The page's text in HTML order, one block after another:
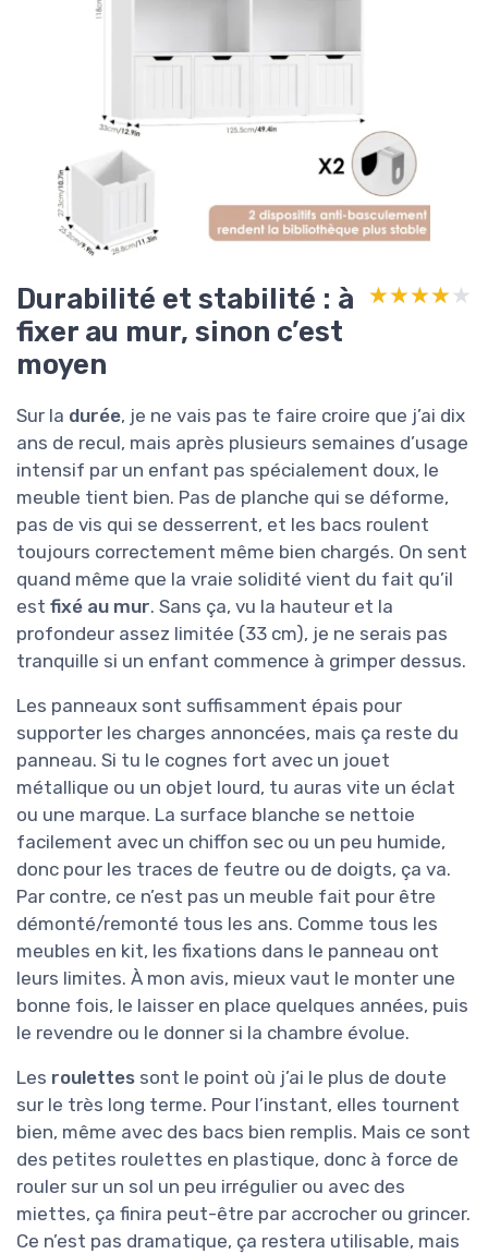
Durabilité et stabilité : à
fixer au mur, sinon c’est
moyen
★★★★★
★★★★★
Sur la durée, je ne vais pas te faire croire que j’ai dix
ans de recul, mais après plusieurs semaines d’usage
intensif par un enfant pas spécialement doux, le
meuble tient bien. Pas de planche qui se déforme,
pas de vis qui se desserrent, et les bacs roulent
toujours correctement même bien chargés. On sent
quand même que la vraie solidité vient du fait qu’il
est fixé au mur. Sans ça, vu la hauteur et la
profondeur assez limitée (33 cm), je ne serais pas
tranquille si un enfant commence à grimper dessus.
Les panneaux sont suffisamment épais pour
supporter les charges annoncées, mais ça reste du
panneau. Si tu le cognes fort avec un jouet
métallique ou un objet lourd, tu auras vite un éclat
ou une marque. La surface blanche se nettoie
facilement avec un chiffon sec ou un peu humide,
donc pour les traces de feutre ou de doigts, ça va.
Par contre, ce n’est pas un meuble fait pour être
démonté/remonté tous les ans. Comme tous les
meubles en kit, les fixations dans le panneau ont
leurs limites. À mon avis, mieux vaut le monter une
bonne fois, le laisser en place quelques années, puis
le revendre ou le donner si la chambre évolue.
Les roulettes sont le point où j’ai le plus de doute
sur le très long terme. Pour l’instant, elles tournent
bien, même avec des bacs bien remplis. Mais ce sont
des petites roulettes en plastique, donc à force de
rouler sur un sol un peu irrégulier ou avec des
miettes, ça finira peut-être par accrocher ou grincer.
Ce n’est pas dramatique, ça restera utilisable, mais